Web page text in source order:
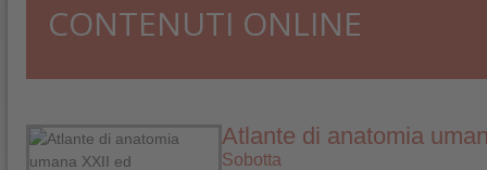
CONTENUTI ONLINE
Atlante di anatomia
Sobotta